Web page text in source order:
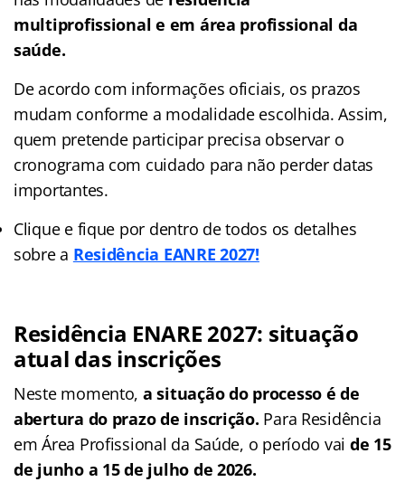
multiprofissional e em área profissional da
saúde.
De acordo com informações oficiais, os prazos
mudam conforme a modalidade escolhida. Assim,
quem pretende participar precisa observar o
cronograma com cuidado para não perder datas
importantes.
Clique e fique por dentro de todos os detalhes
sobre a Residência EANRE 2027!
Residência ENARE 2027: situação
atual das inscrições
Neste momento, a situação do processo é de
abertura do prazo de inscrição. Para Residência
em Área Profissional da Saúde, o período vai de 15
de junho a 15 de julho de 2026.